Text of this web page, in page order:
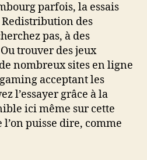
parfois, la essais
des
pas, à des
trouver des jeux
nombreux sites en ligne
acceptant les
l’essayer grâce à la
ici même sur cette
puisse dire, comme